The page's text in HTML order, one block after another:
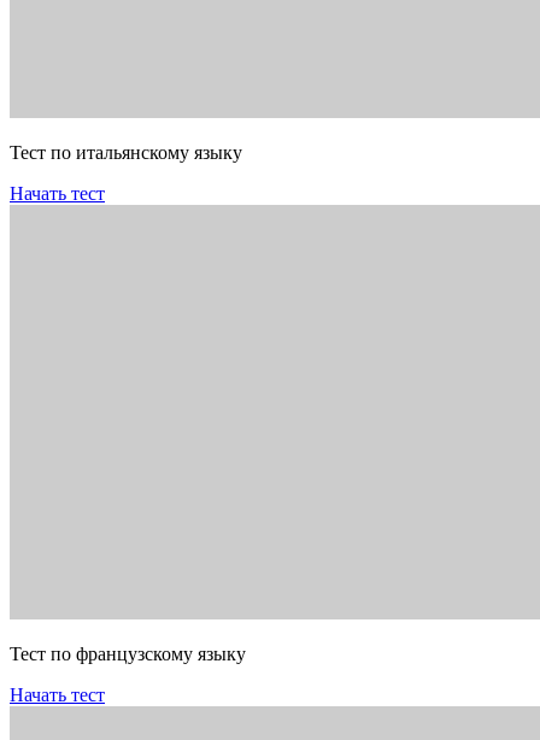
Тест по итальянскому языку
Начать тест
Тест по французскому языку
Начать тест